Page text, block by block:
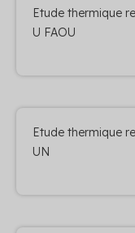
Etude thermique
U FAOU
Etude thermique
UN